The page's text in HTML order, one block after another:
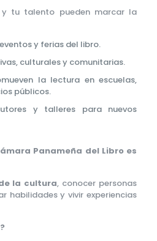
tu talento pueden marcar la
y ferias del libro.
culturales y comunitarias.
la lectura en escuelas,
públicos.
y talleres para nuevos
Panameña del Libro es
la cultura, conocer personas
habilidades y vivir experiencias